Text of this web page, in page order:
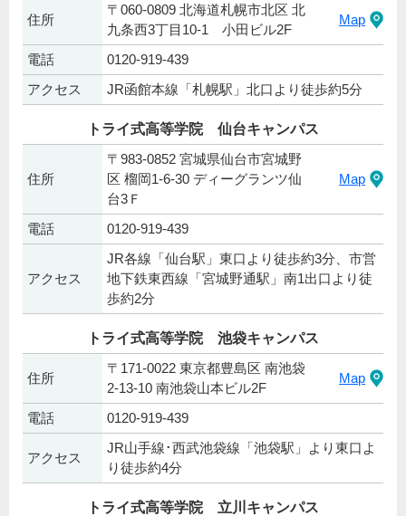
住所
〒060-0809 北海道札幌市北区 北
九条西3丁目10-1 小田ビル2F
Map
電話
0120-919-439
アクセス
JR函館本線「札幌駅」北口より徒歩約5分
トライ式高等学院 仙台キャンパス
住所
〒983-0852 宮城県仙台市宮城野
区 榴岡1-6-30 ディーグランツ仙
台3Ｆ
Map
電話 0120-919-439
アクセス
JR各線「仙台駅」東口より徒歩約3分、市営
地下鉄東西線「宮城野通駅」南1出口より徒
歩約2分
トライ式高等学院 池袋キャンパス
住所
〒171-0022 東京都豊島区 南池袋
2-13-10 南池袋山本ビル2F
Map
電話 0120-919-439
アクセス
JR山手線･西武池袋線「池袋駅」より東口よ
り徒歩約4分
トライ式高等学院 立川キャンパス